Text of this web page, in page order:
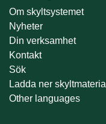
Om skyltsystemet
Nyheter
Din verksamhet
Kontakt
Sök
Ladda ner skyltmaterial
Other languages